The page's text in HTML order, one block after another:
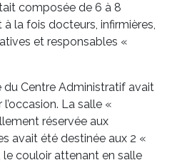
composée de 6 à 8
à la fois docteurs, infirmières,
et responsables «
du Centre Administratif avait
La salle «
réservée aux
avait été destinée aux 2 «
le couloir attenant en salle